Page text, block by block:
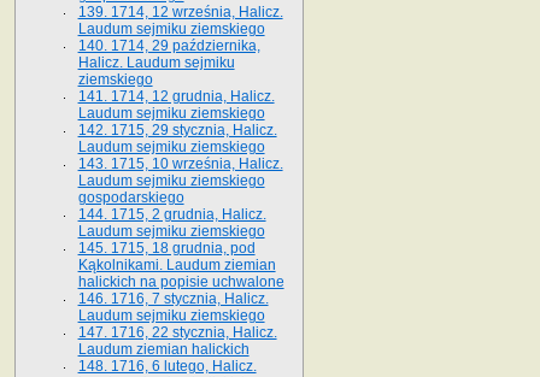
139. 1714, 12 września, Halicz.
Laudum sejmiku ziemskiego
140. 1714, 29 października,
Halicz. Laudum sejmiku
ziemskiego
141. 1714, 12 grudnia, Halicz.
Laudum sejmiku ziemskiego
142. 1715, 29 stycznia, Halicz.
Laudum sejmiku ziemskiego
143. 1715, 10 września, Halicz.
Laudum sejmiku ziemskiego
gospodarskiego
144. 1715, 2 grudnia, Halicz.
Laudum sejmiku ziemskiego
145. 1715, 18 grudnia, pod
Kąkolnikami. Laudum ziemian
halickich na popisie uchwalone
146. 1716, 7 stycznia, Halicz.
Laudum sejmiku ziemskiego
147. 1716, 22 stycznia, Halicz.
Laudum ziemian halickich
148. 1716, 6 lutego, Halicz.